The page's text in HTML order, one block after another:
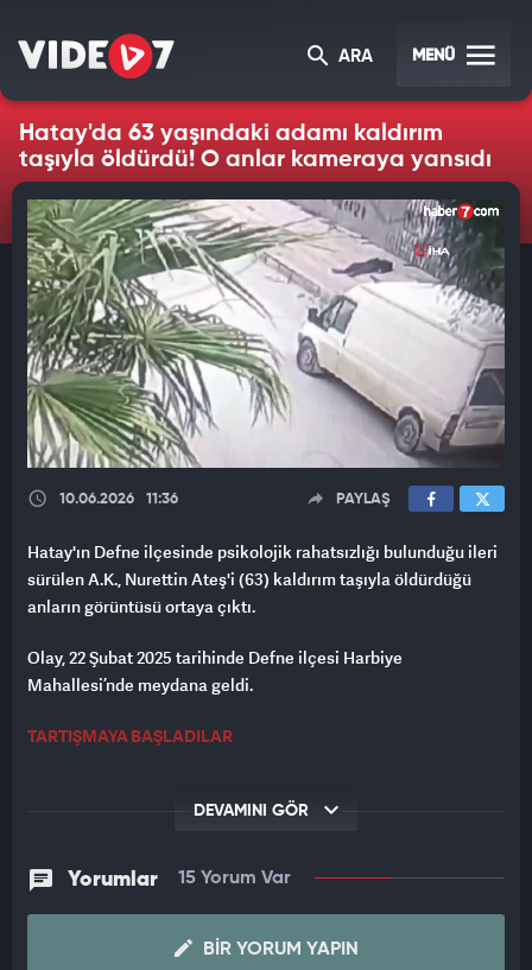
ARA MENÜ
Hatay'da 63 yaşındaki adamı kaldırım
taşıyla öldürdü! O anlar kameraya yansıdı
10.06.2026 11:36 PAYLAŞ
Hatay'ın Defne ilçesinde psikolojik rahatsızlığı bulunduğu ileri
sürülen A.K., Nurettin Ateş'i (63) kaldırım taşıyla öldürdüğü
anların görüntüsü ortaya çıktı.
Olay, 22 Şubat 2025 tarihinde Defne ilçesi Harbiye
Mahallesi’nde meydana geldi.
TARTIŞMAYA BAŞLADILAR
yürüdüğü esnada karşıdan gelen A.K. ile bilinmeyen bir
Kısa sürede kavgaya dönüşen tartışmada zihinsel engelli
raporu bulunan A.K., elinde bıçak bulunanAteş'e kaldırım taşı
DEVAMINI GÖR
Yorumlar 15 Yorum Var
BIR YORUM YAPIN